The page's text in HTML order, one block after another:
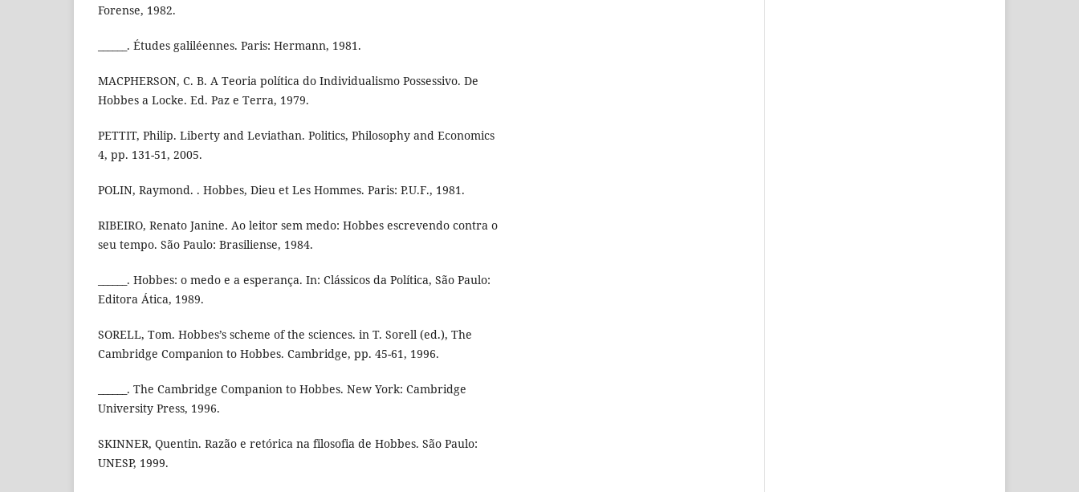
Forense, 1982.
______. Études galiléennes. Paris: Hermann, 1981.
MACPHERSON, C. B. A Teoria política do Individualismo Possessivo. De
Hobbes a Locke. Ed. Paz e Terra, 1979.
PETTIT, Philip. Liberty and Leviathan. Politics, Philosophy and Economics
4, pp. 131-51, 2005.
POLIN, Raymond. . Hobbes, Dieu et Les Hommes. Paris: P.U.F., 1981.
RIBEIRO, Renato Janine. Ao leitor sem medo: Hobbes escrevendo contra o
seu tempo. São Paulo: Brasiliense, 1984.
______. Hobbes: o medo e a esperança. In: Clássicos da Política, São Paulo:
Editora Ática, 1989.
SORELL, Tom. Hobbes’s scheme of the sciences. in T. Sorell (ed.), The
Cambridge Companion to Hobbes. Cambridge, pp. 45-61, 1996.
______. The Cambridge Companion to Hobbes. New York: Cambridge
University Press, 1996.
SKINNER, Quentin. Razão e retórica na filosofia de Hobbes. São Paulo:
UNESP, 1999.